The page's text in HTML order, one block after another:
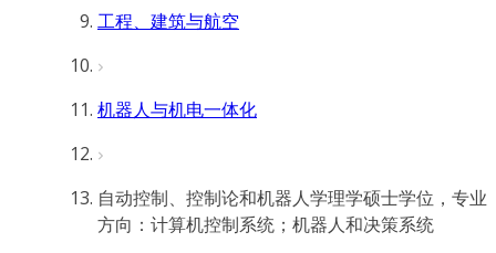
工程、建筑与航空
机器人与机电一体化
自动控制、控制论和机器人学理学硕士学位，专业
方向：计算机控制系统；机器人和决策系统